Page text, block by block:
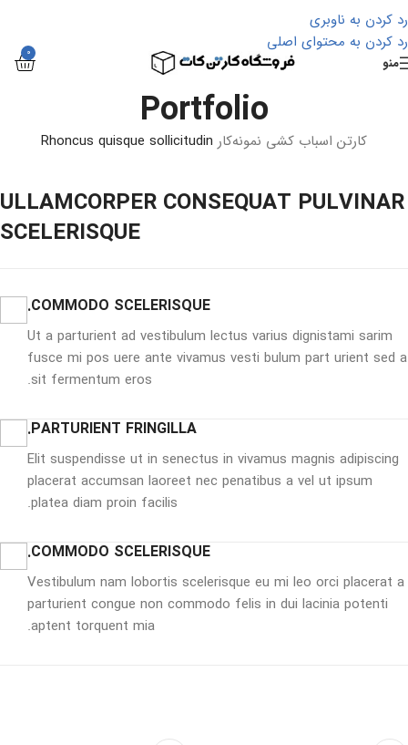
رد کردن به ناوبری
رد کردن به محتوای اصلی
منو
0
Portfolio
کارتن اسباب کشی نمونه‌کار Rhoncus quisque sollicitudin
ULLAMCORPER CONSEQUAT PULVINAR
SCELERISQUE
COMMODO SCELERISQUE.
Ut a parturient ad vestibulum lectus varius dignistami sarim
fusce mi pos uere ante vivamus vesti bulum part urient sed a
sit fermentum eros.
PARTURIENT FRINGILLA.
Elit suspendisse ut in senectus in vivamus magnis adipiscing
placerat accumsan laoreet nec penatibus a vel ut ipsum
platea diam proin facilis.
COMMODO SCELERISQUE.
Vestibulum nam lobortis scelerisque eu mi leo orci placerat a
parturient congue non commodo felis in dui lacinia potenti
aptent torquent mia.